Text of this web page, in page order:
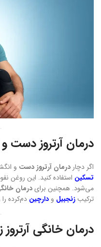
درمان آرتروز دست
اگر دچار درمان آرتروز دست و
تسکین استفاده کنید. این روغن
می‌شود. همچنین برایدرمان
ترکیبزنجبیل و دارچین دم‌کرده
درمان خانگی آرتروز